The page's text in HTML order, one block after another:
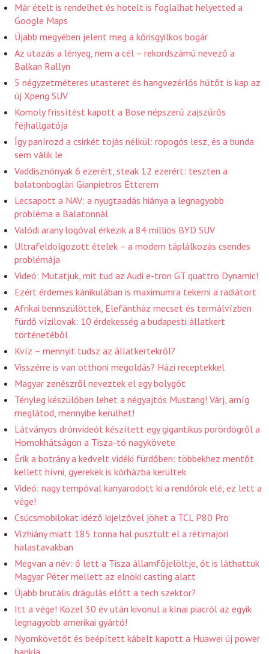
Már ételt is rendelhet és hotelt is foglalhat helyetted a
Google Maps
Újabb megyében jelent meg a kőrisgyilkos bogár
Az utazás a lényeg, nem a cél – rekordszámú nevező a
Balkan Rallyn
5 négyzetméteres utasteret és hangvezérlős hűtőt is kap az
új Xpeng SUV
Komoly frissítést kapott a Bose népszerű zajszűrős
fejhallgatója
Így panírozd a csirkét tojás nélkül: ropogós lesz, és a bunda
sem válik le
Vaddisznónyak 6 ezerért, steak 12 ezerért: teszten a
balatonboglári Gianpietros Étterem
Lecsapott a NAV: a nyugtaadás hiánya a legnagyobb
probléma a Balatonnál
Valódi arany logóval érkezik a 84 milliós BYD SUV
Ultrafeldolgozott ételek – a modern táplálkozás csendes
problémája
Videó: Mutatjuk, mit tud az Audi e-tron GT quattro Dynamic!
Ezért érdemes kánikulában is maximumra tekerni a radiátort
Afrikai bennszülöttek, Elefántház mecset és termálvízben
fürdő vízilovak: 10 érdekesség a budapesti állatkert
történetéből
Kvíz – mennyit tudsz az állatkertekről?
Visszérre is van otthoni megoldás? Házi receptekkel
Magyar zenészről neveztek el egy bolygót
Tényleg készülőben lehet a négyajtós Mustang! Várj, amíg
meglátod, mennyibe kerülhet!
Látványos drónvideót készített egy gigantikus porördögről a
Homokhátságon a Tisza-tó nagykövete
Érik a botrány a kedvelt vidéki fürdőben: többekhez mentőt
kellett hívni, gyerekek is kórházba kerültek
Videó: nagy tempóval kanyarodott ki a rendőrök elé, ez lett a
vége!
Csúcsmobilokat idéző kijelzővel jöhet a TCL P80 Pro
Vízhiány miatt 185 tonna hal pusztult el a rétimajori
halastavakban
Megvan a név: ő lett a Tisza államfőjelöltje, őt is láthattuk
Magyar Péter mellett az elnöki casting alatt
Újabb brutális drágulás előtt a tech szektor?
Itt a vége! Közel 30 év után kivonul a kínai piacról az egyik
legnagyobb amerikai gyártó!
Nyomkövetőt és beépített kábelt kapott a Huawei új power
bankja